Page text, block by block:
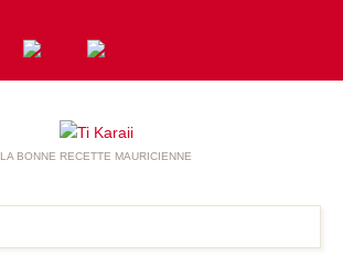
LA BONNE RECETTE MAURICIENNE